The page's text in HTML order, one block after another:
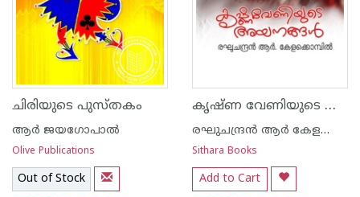
ചിരിയുടെ പുസ്തകം
ആര്‍ ജയഗോപാല്‍
Olive Publications
Out of Stock
കൃഷ്ണ വേണിയുടെ അയനങ്ങള്‍
രഘുചന്ദ്രന്‍ ആര്‍ കേളക്കൊമ്പില്‍
Sithara Books
Add to Cart